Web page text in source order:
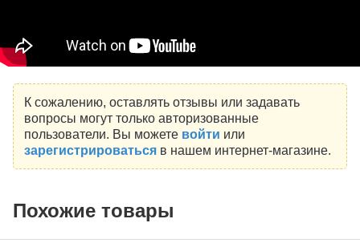
К сожалению, оставлять отзывы или задавать
вопросы могут только авторизованные
пользователи. Вы можете войти или
зарегистрироватьсяв нашем интернет-магазине.
Похожие товары